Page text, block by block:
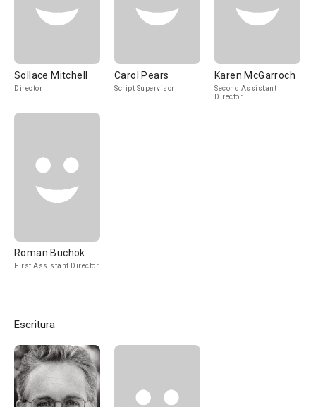
Sollace Mitchell
Director
Carol Pears
Script Supervisor
Karen McGarroch
Second Assistant
Director
Roman Buchok
First Assistant Director
Escritura